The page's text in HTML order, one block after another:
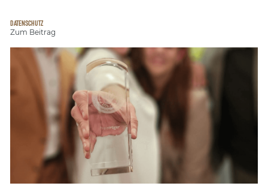
DATENSCHUTZ
Zum Beitrag